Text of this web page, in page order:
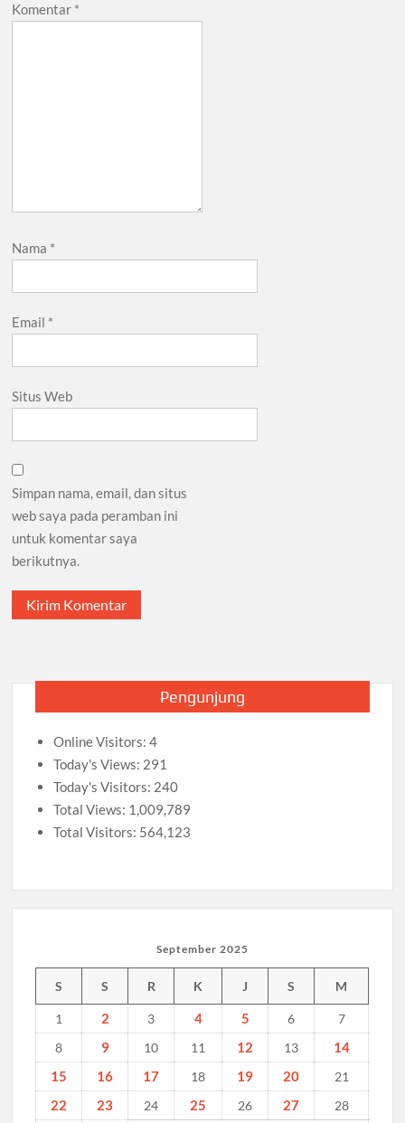
Komentar *
Nama *
Email *
Situs Web
Simpan nama, email, dan situs
web saya pada peramban ini
untuk komentar saya
berikutnya.
Pengunjung
Online Visitors:4
Today's Views: 291
Today's Visitors: 240
Total Views: 1,009,789
Total Visitors: 564,123
September 2025
S S R K J S M
1 2 3 4 5 6
7
8
9 10 11 12 13
14
15
16 17 18 19 20 21
22 23 24 25 26 27 28